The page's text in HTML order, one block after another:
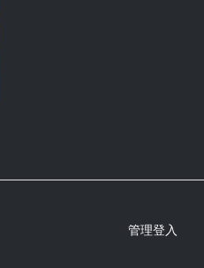
管理登入